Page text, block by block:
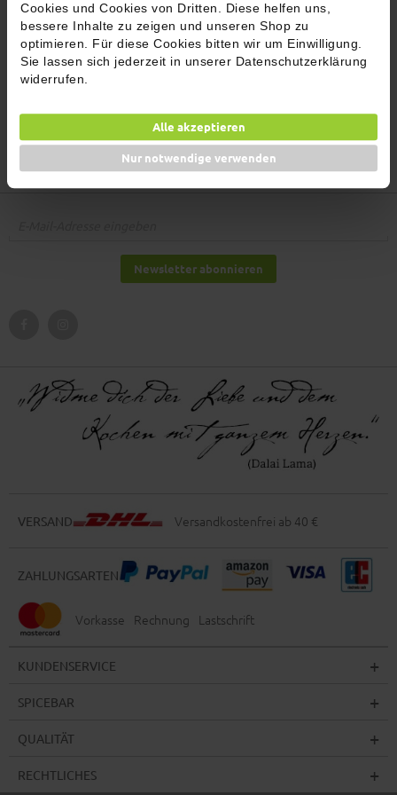
Cookies und Cookies von Dritten. Diese helfen uns,
bessere Inhalte zu zeigen und unseren Shop zu
optimieren. Für diese Cookies bitten wir um Einwilligung.
Sie lassen sich jederzeit in unserer Datenschutzerklärung
widerrufen.
Alle akzeptieren
Nur notwendige verwenden
und aus diesem Grund wird sich einer unser Mitarbeiter
schnellstmöglich per E-Mail oder Telefon mit sämtlichen
Informationen melden.
Newsletter abonnieren
VERSAND Versandkostenfrei ab 40 €
ZAHLUNGSARTEN
Vorkasse Rechnung Lastschrift
KUNDENSERVICE
SPICEBAR
QUALITÄT
RECHTLICHES